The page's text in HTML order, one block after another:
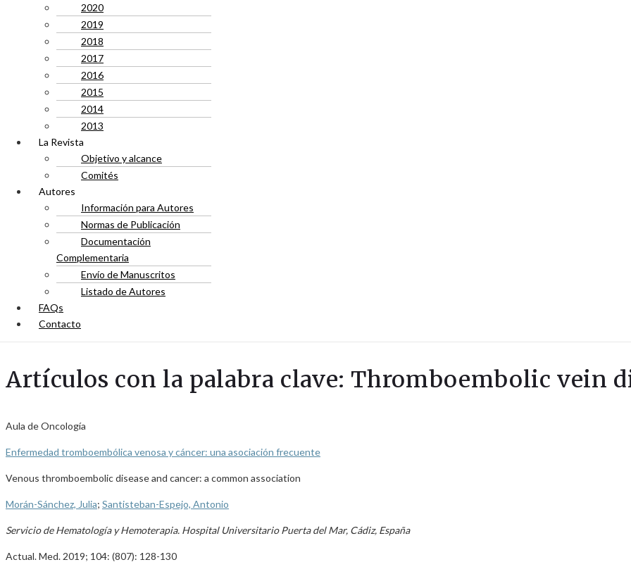
2020
2019
2018
2017
2016
2015
2014
2013
La Revista
Objetivo y alcance
Comités
Autores
Información para Autores
Normas de Publicación
Documentación
Complementaria
Envío de Manuscritos
Listado de Autores
FAQs
Contacto
Artículos con la palabra clave: Thromboembolic vein
Aula de Oncología
Enfermedad tromboembólica venosa y cáncer: una asociación frecuente
Venous thromboembolic disease and cancer: a common association
Morán-Sánchez, Julia; Santisteban-Espejo, Antonio
Servicio de Hematología y Hemoterapia. Hospital Universitario Puerta del Mar, Cádiz, España
Actual. Med. 2019; 104: (807): 128-130